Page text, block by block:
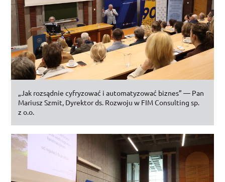
„Jak rozsądnie cyfryzować i automatyzować biznes” — Pan
Mariusz Szmit, Dyrektords. Rozwoju w FIM Consulting sp.
zo.o.